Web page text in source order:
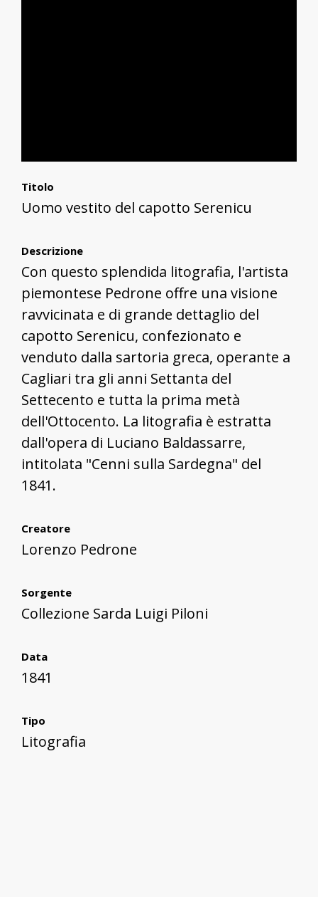
Titolo
Uomo vestito del capotto Serenicu
Descrizione
Con questo splendida litografia, l'artista
piemontese Pedrone offre una visione
ravvicinata e di grande dettaglio del
capotto Serenicu, confezionato e
venduto dalla sartoria greca, operante a
Cagliari tra gli anni Settanta del
Settecento e tutta la prima metà
dell'Ottocento. La litografia è estratta
dall'opera di Luciano Baldassarre,
intitolata "Cenni sulla Sardegna" del
1841.
Creatore
Lorenzo Pedrone
Sorgente
Collezione Sarda Luigi Piloni
Data
1841
Tipo
Litografia